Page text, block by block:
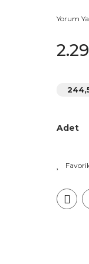
Yorum
Adet